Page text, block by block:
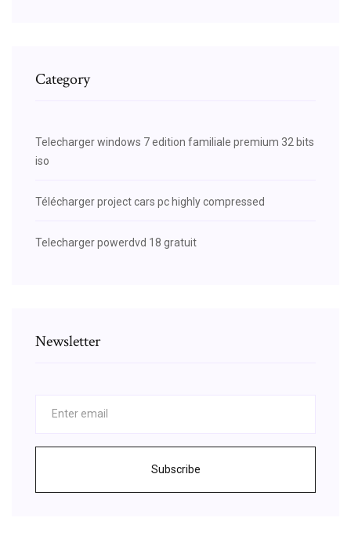
Category
Telecharger windows 7 edition familiale premium 32 bits
iso
Télécharger project cars pc highly compressed
Telecharger powerdvd 18 gratuit
Newsletter
Subscribe